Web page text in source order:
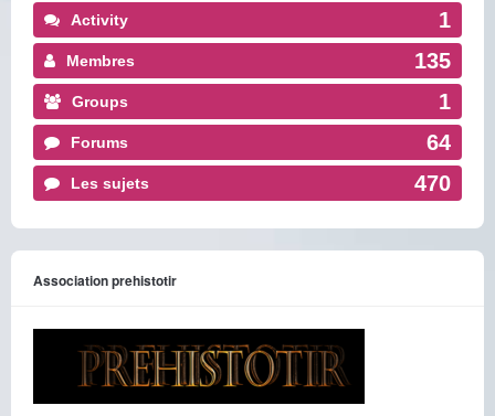
Activity 1
Membres 135
Groups 1
Forums 64
Les sujets 470
Association prehistotir